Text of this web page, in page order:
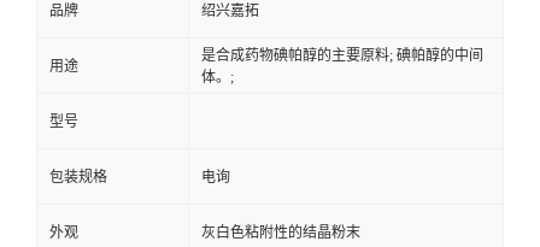
品牌 绍兴嘉拓
用途
是合成药物碘帕醇的主要原料; 碘帕醇的中间
体。;
型号
包装规格 电询
外观 灰白色粘附性的结晶粉末